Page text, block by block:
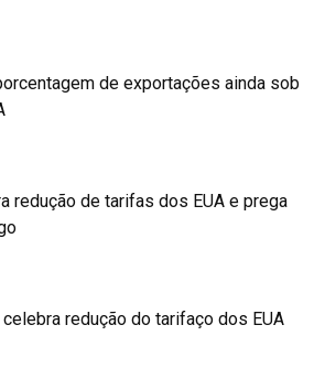
de exportações ainda sob
redução de tarifas dos EUA e prega
redução do tarifaço dos EUA